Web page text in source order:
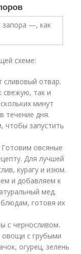
схеме:
отвар.
свежую, так и
минут
течение дня.
чтобы запустить
овсяные
Для лучшей
курагу и изюм.
и добавляем к
мед.
готовя их
с черносливом.
овощи с грубыми
огурец, зелень